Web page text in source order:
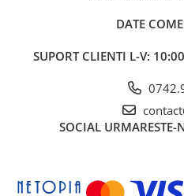
DATE
SUPORT CLIENTI L-V:
SOCIAL